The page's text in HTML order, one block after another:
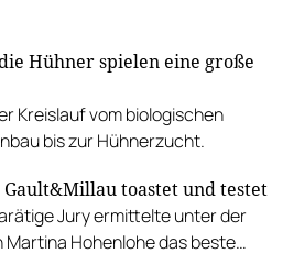
Hühner spielen eine große
Kreislauf vom biologischen
bis zur Hühnerzucht.
toastet und testet
Jury ermittelte unter der
Martina Hohenlohe das beste